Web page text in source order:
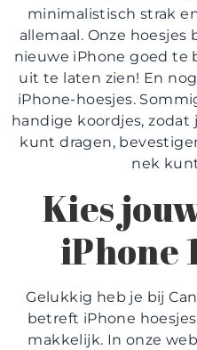
minimalistisch strak
allemaal. Onze
nieuwe iPhone goed te
uit te laten zien! En
iPhone-hoesjes.
handige koordjes,
kunt dragen,
nek
Kies
iPhone
Gelukkig heb je bij
betreft iPhone
makkelijk. In onze